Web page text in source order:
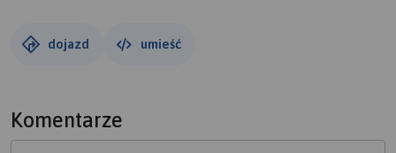
dojazd umieść
Komentarze